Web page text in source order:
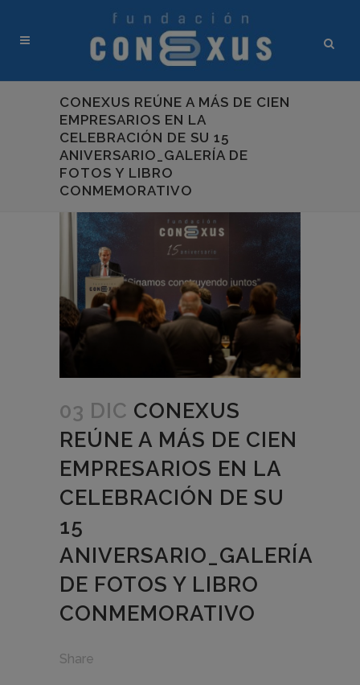
CONEXUS REÚNE A MÁS DE CIEN
EMPRESARIOS EN LA
CELEBRACIÓN DE SU 15
ANIVERSARIO_GALERÍA DE
FOTOS Y LIBRO
CONMEMORATIVO
03 DIC CONEXUS
REÚNE A MÁS DE CIEN
EMPRESARIOS EN LA
CELEBRACIÓN DE SU
15
ANIVERSARIO_GALERÍA
DE FOTOS Y LIBRO
CONMEMORATIVO
Share